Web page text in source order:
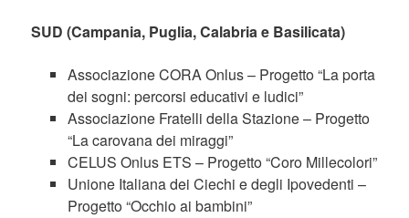
SUD (Campania, Puglia, Calabria e Basilicata)
Associazione CORA Onlus – Progetto “La porta
dei sogni: percorsi educativi e ludici”
Associazione Fratelli della Stazione – Progetto
“La carovana dei miraggi”
CELUS Onlus ETS – Progetto “Coro Millecolori”
Unione Italiana dei Ciechi e degli Ipovedenti –
Progetto “Occhio ai bambini”